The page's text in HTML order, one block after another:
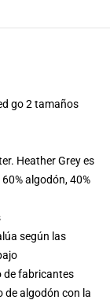
go 2 tamaños
Heather Grey es
algodón, 40%
según las
de fabricantes
de algodón con la